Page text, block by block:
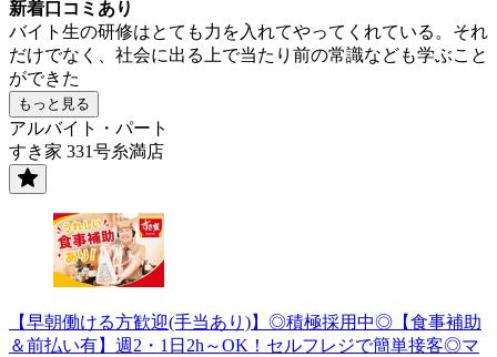
新着口コミあり
バイト生の研修はとても力を入れてやってくれている。それ
だけでなく、社会に出る上で当たり前の常識なども学ぶこと
ができた
もっと見る
アルバイト・パート
すき家 331号糸満店
【早朝働ける方歓迎(手当あり)】◎積極採用中◎【食事補助
＆前払い有】週2・1日2h～OK！セルフレジで簡単接客◎マ